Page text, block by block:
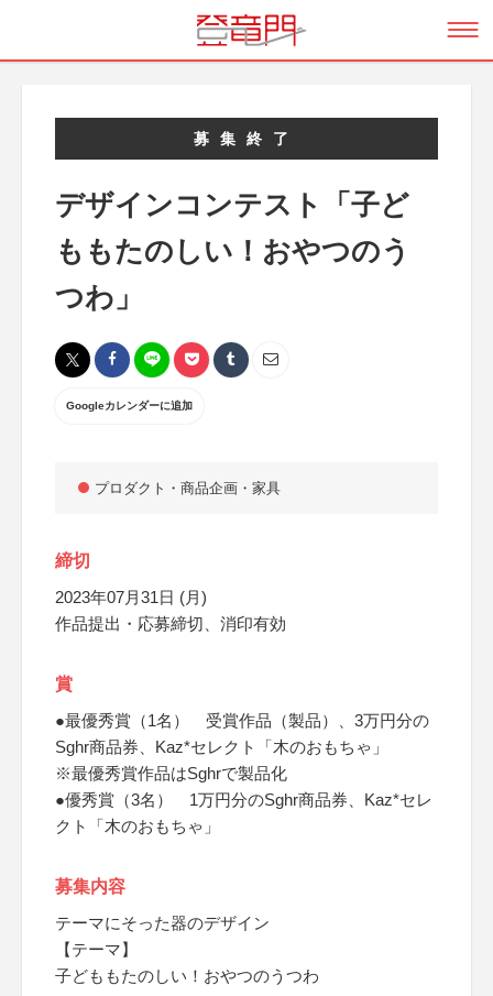
募集終了
デザインコンテスト「子ど
ももたのしい！おやつのう
つわ」
Googleカレンダーに追加
プロダクト・商品企画・家具
締切
2023年07月31日 (月)
作品提出・応募締切、消印有効
賞
●最優秀賞（1名） 受賞作品（製品）、3万円分の
Sghr商品券、Kaz*セレクト「木のおもちゃ」
※最優秀賞作品はSghrで製品化
●優秀賞（3名） 1万円分のSghr商品券、Kaz*セレ
クト「木のおもちゃ」
募集内容
テーマにそった器のデザイン
【テーマ】
子どももたのしい！おやつのうつわ